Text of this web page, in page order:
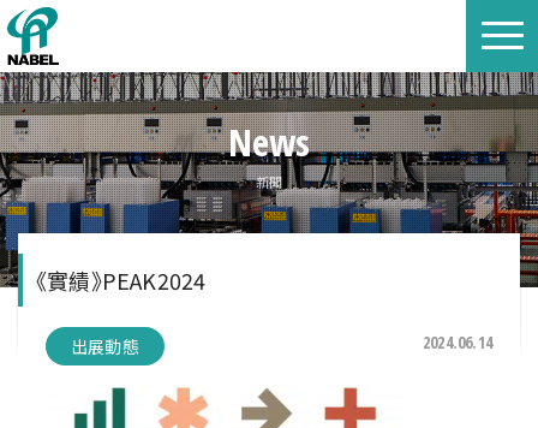
News
新聞
《實績》PEAK2024
出展動態 2024.06.14